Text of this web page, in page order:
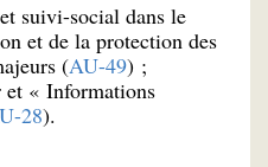
suivi-social dans le
et de la protection des
(AU-49) ;
et « Informations
28).